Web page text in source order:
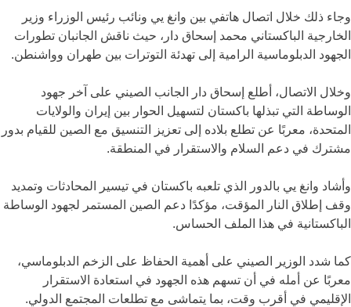
وجاء ذلك خلال اتصال هاتفي بين وانغ يي ونائب رئيس الوزراء وزير
الخارجية الباكستاني محمد إسحاق دار ، حيث ناقش الجانبان تطورات
الجهود الدبلوماسية الرامية إلى تهدئة التوترات بين طهران وواشنطن.
وخلال الاتصال، أطلع إسحاق دار الجانب الصيني على آخر جهود
الوساطة التي تبذلها باكستان لتسهيل الحوار بين إيران والولايات
المتحدة، معربًا عن تطلع بلاده إلى تعزيز التنسيق مع الصين للقيام بدور
مشترك في دعم السلام والاستقرار في المنطقة.
وأشاد وانغ يي بالدور الذي تلعبه باكستان في تيسير المحادثات وتمديد
وقف إطلاق النار المؤقت، مؤكدًا دعم الصين المستمر لجهود الوساطة
الباكستانية في هذا الملف الحساس.
كما شدد الوزير الصيني على أهمية الحفاظ على الزخم الدبلوماسي،
معربًا عن أمله في أن تسهم هذه الجهود في استعادة الاستقرار
الإقليمي في أقرب وقت، بما يتماشى مع تطلعات المجتمع الدولي.